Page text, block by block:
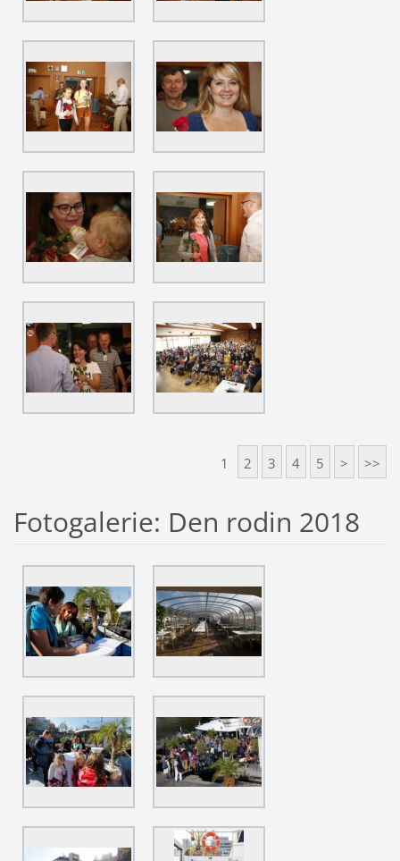
1 2 3 4 5 > >>
Fotogalerie: Den rodin 2018